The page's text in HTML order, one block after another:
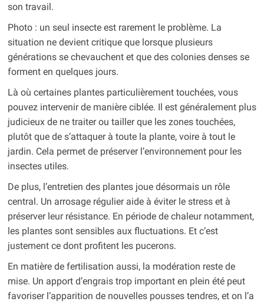
son travail.
Photo : un seul insecte est rarement le problème. La
situation ne devient critique que lorsque plusieurs
générations se chevauchent et que des colonies denses se
forment en quelques jours.
Là où certaines plantes particulièrement touchées, vous
pouvez intervenir de manière ciblée. Il est généralement plus
judicieux de ne traiter ou tailler que les zones touchées,
plutôt que de s’attaquer à toute la plante, voire à tout le
jardin. Cela permet de préserver l’environnement pour les
insectes utiles.
De plus, l’entretien des plantes joue désormais un rôle
central. Un arrosage régulier aide à éviter le stress et à
préserver leur résistance. En période de chaleur notamment,
les plantes sont sensibles aux fluctuations. Et c’est
justement ce dont profitent les pucerons.
En matière de fertilisation aussi, la modération reste de
mise. Un apport d’engrais trop important en plein été peut
favoriser l’apparition de nouvelles pousses tendres, et on l’a